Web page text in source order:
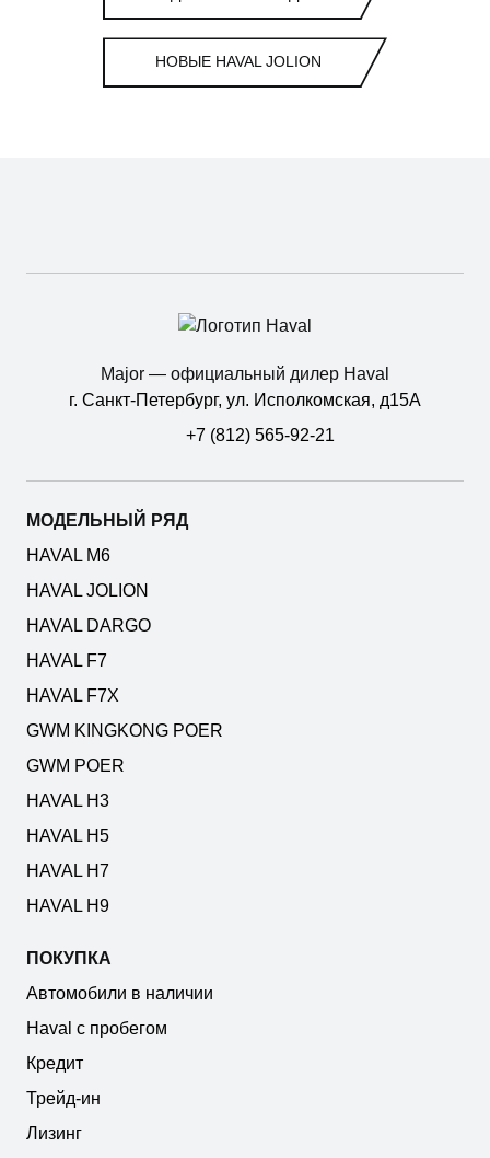
НОВЫЕ HAVAL JOLION
Major — официальный дилер Haval
г. Санкт-Петербург, ул. Исполкомская, д15А
+7 (812) 565-92-21
МОДЕЛЬНЫЙ РЯД
HAVAL M6
HAVAL JOLION
HAVAL DARGO
HAVAL F7
HAVAL F7X
GWM KINGKONG POER
GWM POER
HAVAL H3
HAVAL H5
HAVAL H7
HAVAL H9
ПОКУПКА
Автомобили в наличии
Haval с пробегом
Кредит
Трейд-ин
Лизинг